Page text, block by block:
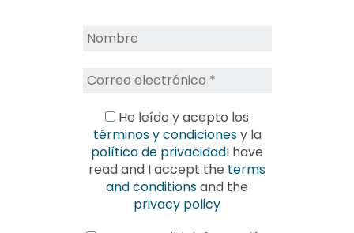
He leído y acepto los
términos y condicionesy la
política de privacidadI have
read and I accept the terms
and conditionsand the
privacy policy